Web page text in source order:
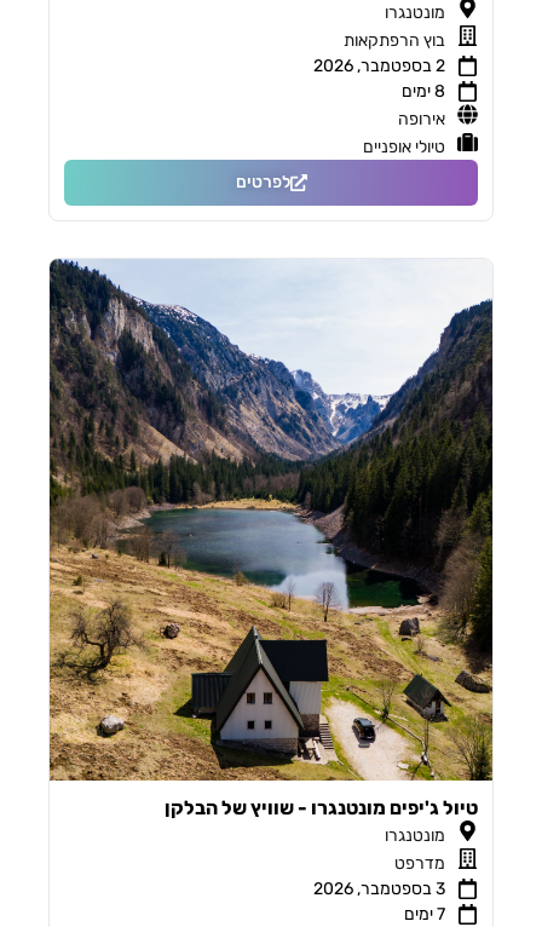
מונטנגרו
בוץ הרפתקאות
2 בספטמבר, 2026
8 ימים
אירופה
טיולי אופניים
לפרטים
טיול ג'יפים מונטנגרו - שוויץ של הבלקן
מונטנגרו
מדרפט
3 בספטמבר, 2026
7 ימים